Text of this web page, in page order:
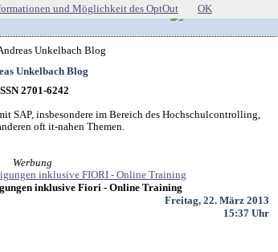
Unkelbach Blog
2701-6242
SAP, insbesondere im Bereich des Hochschulcontrolling,
oft it-nahen Themen.
Werbung
inklusive Fiori - Online Training
Freitag, 22. März 2013
15:37 Uhr
und Möglichkeit des OptOut OK